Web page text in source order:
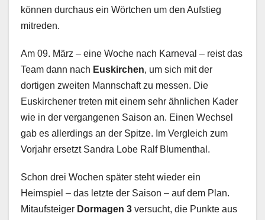
können durchaus ein Wörtchen um den Aufstieg
mitreden.
Am 09. März – eine Woche nach Karneval – reist das
Team dann nach Euskirchen, um sich mit der
dortigen zweiten Mannschaft zu messen. Die
Euskirchener treten mit einem sehr ähnlichen Kader
wie in der vergangenen Saison an. Einen Wechsel
gab es allerdings an der Spitze. Im Vergleich zum
Vorjahr ersetzt Sandra Lobe Ralf Blumenthal.
Schon drei Wochen später steht wieder ein
Heimspiel – das letzte der Saison – auf dem Plan.
Mitaufsteiger Dormagen 3 versucht, die Punkte aus